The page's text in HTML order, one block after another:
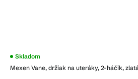
Mexen Vane, držiak na uteráky, 2-háčik,
Skladom